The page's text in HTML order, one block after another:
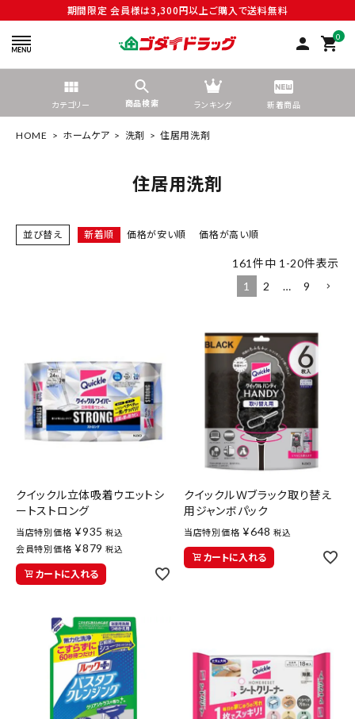
期間限定 会員様は3,300円以上ご購入で送料無料
person 0
shopping_cart
カテゴリー 商品検索 ランキング 新着商品
meeting_room ログイン person 会員登録
新着商品
健康食品
化粧品
食品
インフォメーション
HOME ホームケア 洗剤 住居用洗剤
住居用洗剤
並び替え 新着順 価格が安い順 価格が高い順
161 件中 1 -20件表示
1
2 … 9
クイックル立体吸着ウエットシ
ートストロング
当店特別価格 ¥935 税込
会員特別価格 ¥879 税込
カートに入れる
クイックルＷブラック取り替え
用ジャンボパック
当店特別価格 ¥648 税込
カートに入れる